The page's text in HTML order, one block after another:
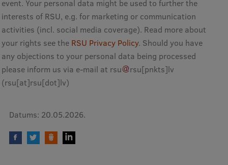
Ētikas un līdztiesības mācības
Atvērtā universitāte
Sagatavošanas kursi
Profesionālās pilnveides kursi
ESF kvalifikācijas celšanas kursi
event. Your personal data might be used to further the
interests of RSU, e.g. for marketing or communication
activities (incl. social media coverage). Read more about
your rights see the RSU Privacy Policy. Should you have
any objections to your personal data being processed
please inform us via e-mail at rsu rsu[pnkts]lv
(rsu[at]rsu[dot]lv)
Datums: 20.05.2026.